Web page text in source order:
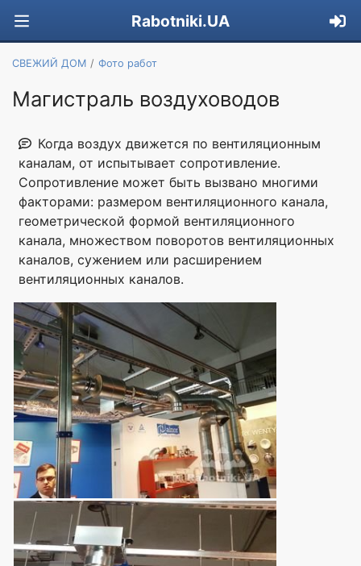
Rabotniki.UA
СВЕЖИЙ ДОМ Фото работ
Магистраль воздуховодов
Когда воздух движется по вентиляционным
каналам, от испытывает сопротивление.
Сопротивление может быть вызвано многими
факторами: размером вентиляционного канала,
геометрической формой вентиляционного
канала, множеством поворотов вентиляционных
каналов, сужением или расширением
вентиляционных каналов.